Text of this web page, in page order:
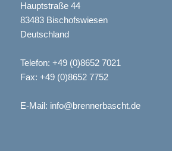
Hauptstraße 44
83483 Bischofswiesen
Deutschland
Telefon: +49 (0)8652 7021
Fax: +49 (0)8652 7752
E-Mail: info@brennerbascht.de